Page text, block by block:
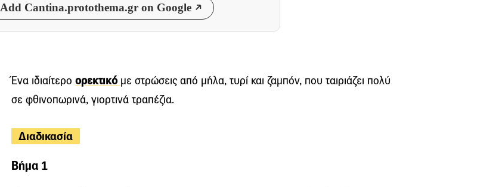
Add Cantina.protothema.gr on Google
Ένα ιδιαίτερο ορεκτικό με στρώσεις από μήλα, τυρί και ζαμπόν, που ταιριάζει πολύ
σε φθινοπωρινά, γιορτινά τραπέζια.
Διαδικασία
Βήμα 1